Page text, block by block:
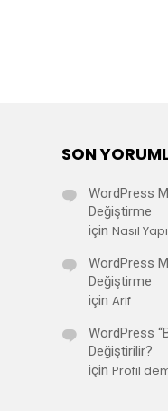
SON
WordPress
Değiştirme
için Nasıl
WordPress
Değiştirme
için Arif
WordPress
Değiştirilir?
için Profil